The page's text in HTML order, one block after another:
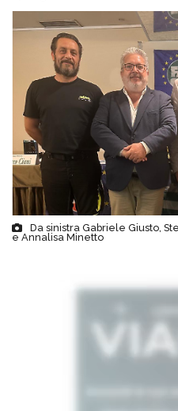
Da sinistra Gabriele Giusto,
e Annalisa Minetto